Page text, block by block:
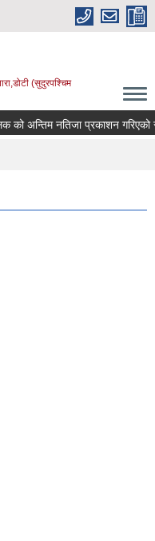
(सुदुरपश्चिम
अन्तिम नतिजा प्रकाशन गरिएको